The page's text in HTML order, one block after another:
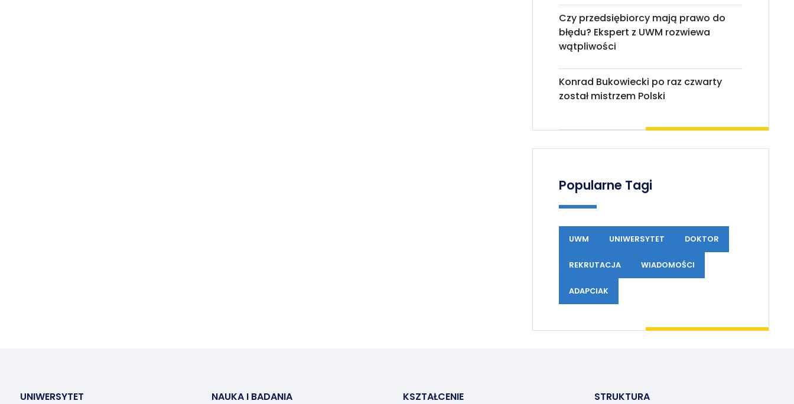
Czy przedsiębiorcy mają prawo do
błędu? Ekspert z UWM rozwiewa
wątpliwości
Konrad Bukowiecki po raz czwarty
został mistrzem Polski
Popularne Tagi
UWM UNIWERSYTET DOKTOR
REKRUTACJA WIADOMOŚCI
ADAPCIAK
UNIWERSYTET NAUKA I BADANIA KSZTAŁCENIE STRUKTURA